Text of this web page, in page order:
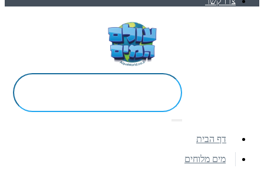
דף הבית
מים מלוחים